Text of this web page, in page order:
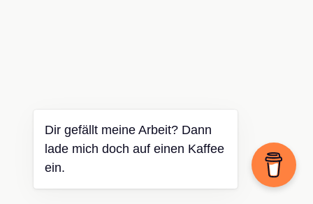
Dir gefällt meine Arbeit? Dann
lade mich doch auf einen Kaffee
ein.